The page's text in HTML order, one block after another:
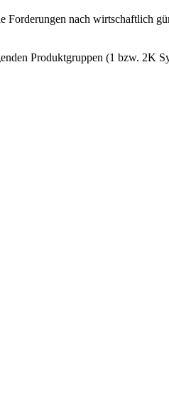
nach wirtschaftlich
Produktgruppen (1 bzw. 2K